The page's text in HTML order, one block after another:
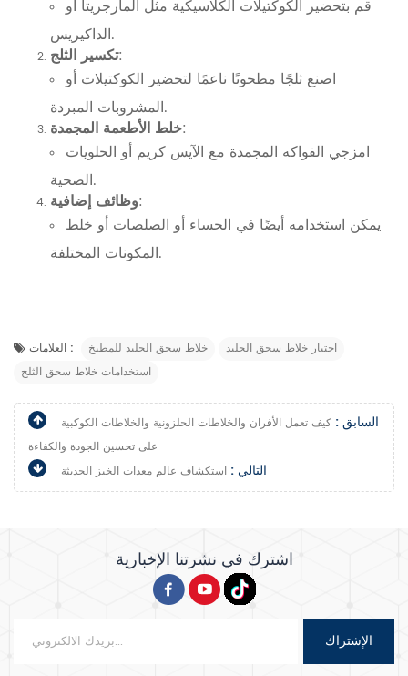
قم بتحضير الكوكتيلات الكلاسيكية مثل المارجريتا أو
تكسير الثلج:
اصنع ثلجًا مطحونًا ناعمًا لتحضير الكوكتيلات أو
خلط الأطعمة المجمدة:
امزجي الفواكه المجمدة مع الآيس كريم أو الحلويات
وظائف إضافية:
يمكن استخدامه أيضًا في الحساء أو الصلصات أو خلط
العلامات : خلاط سحق الجليد للمطبخ
اختيار خلاط سحق الجليد
استخدامات خلاط سحق الثلج
السابق : كيف تعمل الأفران والخلاطات الحلزونية والخلاطات الكوكبية
على تحسين الجودة والكفاءة
التالي : استكشاف عالم معدات الخبز الحديثة
اشترك في نشرتنا الإخبارية
الإشتراك